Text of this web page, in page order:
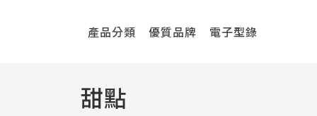
產品分類 優質品牌 電子型錄
甜點